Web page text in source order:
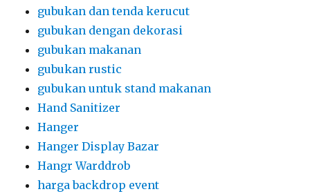
gubukan dan tenda kerucut
gubukan dengan dekorasi
gubukan makanan
gubukan rustic
gubukan untuk stand makanan
Hand Sanitizer
Hanger
Hanger Display Bazar
Hangr Warddrob
harga backdrop event